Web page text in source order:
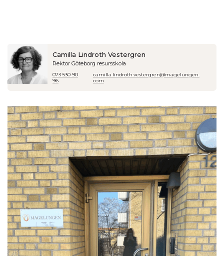
Camilla Lindroth Vestergren
Rektor Göteborg resursskola
073 530 90
96
camilla.lindroth.vestergren@magelungen.
com